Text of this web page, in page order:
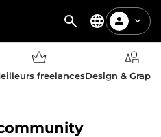
freelancesDesign &